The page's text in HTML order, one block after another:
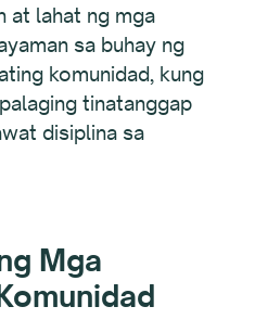
at lahat ng mga
sa buhay ng
komunidad, kung
tinatanggap
disiplina sa
Mga